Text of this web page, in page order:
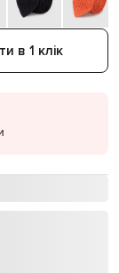
в 1 клік